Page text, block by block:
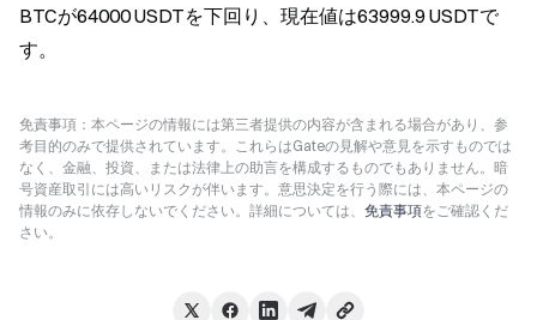
BTCが64000 USDTを下回り、現在値は63999.9 USDTで
す。
免責事項：本ページの情報には第三者提供の内容が含まれる場合があり、参
考目的のみで提供されています。これらはGateの見解や意見を示すものでは
なく、金融、投資、または法律上の助言を構成するものでもありません。暗
号資産取引には高いリスクが伴います。意思決定を行う際には、本ページの
情報のみに依存しないでください。詳細については、 免責事項をご確認くだ
さい。